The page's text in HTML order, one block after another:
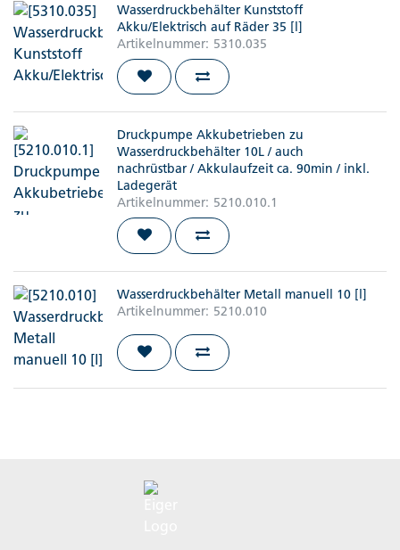
Wasserdruckbehälter Kunststoff
Akku/Elektrisch auf Räder 35 [l]
Artikelnummer: 5310.035
Druckpumpe Akkubetrieben zu
Wasserdruckbehälter 10L / auch
nachrüstbar / Akkulaufzeit ca. 90min / inkl.
Ladegerät
Artikelnummer: 5210.010.1
Wasserdruckbehälter Metall manuell 10 [l]
Artikelnummer: 5210.010